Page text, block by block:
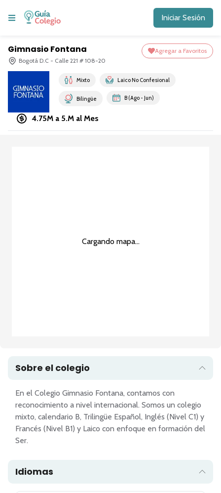
Iniciar Sesión
Gimnasio Fontana
Bogotá D.C - Calle 221 # 108-20
Agregar a Favoritos
Mixto Laico No Confesional
Bilingüe B (Ago - Jun)
4.75M a 5.M al Mes
Cargando mapa...
Sobre el colegio
En el Colegio Gimnasio Fontana, contamos con
reconocimiento a nivel internacional. Somos un colegio
mixto, calendario B, Trilingüe Español, Inglés (Nivel C1) y
Francés (Nivel B1) y Laico con enfoque en formación del
Idiomas